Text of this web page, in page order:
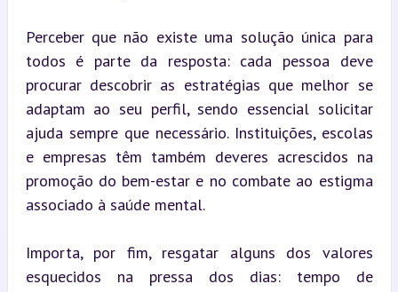
Perceber que não existe uma solução única para
todos é parte da resposta: cada pessoa deve
procurar descobrir as estratégias que melhor se
adaptam ao seu perfil, sendo essencial solicitar
ajuda sempre que necessário. Instituições, escolas
e empresas têm também deveres acrescidos na
promoção do bem-estar e no combate ao estigma
associado à saúde mental.
Importa, por fim, resgatar alguns dos valores
esquecidos na pressa dos dias: tempo de